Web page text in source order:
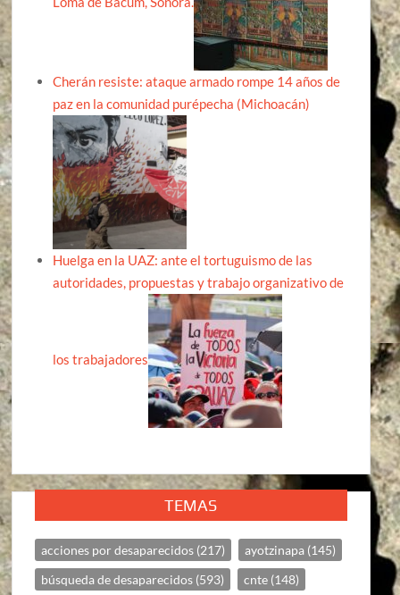
Cherán resiste: ataque armado rompe 14 años de
paz en la comunidad purépecha (Michoacán)
Huelga en la UAZ: ante el tortuguismo de las
autoridades, propuestas y trabajo organizativo de
los trabajadores
TEMAS
acciones por desaparecidos (217) ayotzinapa (145)
búsqueda de desaparecidos (593) cnte (148)